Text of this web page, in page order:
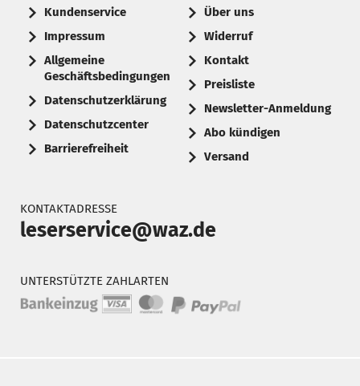
Kundenservice
Impressum
Allgemeine
Geschäftsbedingungen
Datenschutzerklärung
Datenschutzcenter
Barrierefreiheit
Über uns
Widerruf
Kontakt
Preisliste
Newsletter-Anmeldung
Abo kündigen
Versand
KONTAKTADRESSE
leserservice@waz.de
UNTERSTÜTZTE ZAHLARTEN